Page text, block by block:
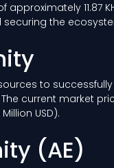
11.87
the
to
current market
USD).
(AE)